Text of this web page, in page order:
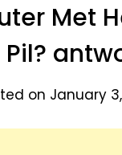
Met
Pil?
on January